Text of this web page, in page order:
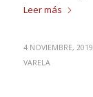
Leer más
4 NOVIEMBRE, 2019
VARELA